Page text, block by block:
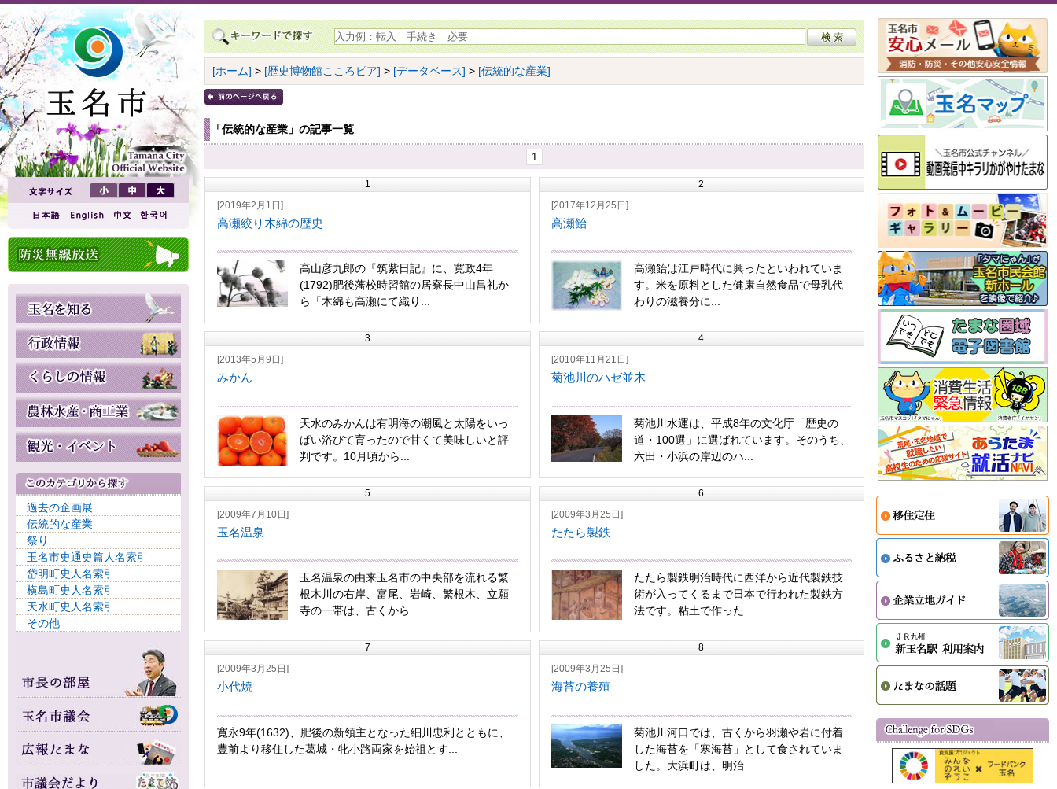
過去の企画展
伝統的な産業
祭り
玉名市史通史篇人名索引
岱明町史人名索引
横島町史人名索引
天水町史人名索引
その他
[ホーム] > [歴史博物館こころピア] > [データベース] > [伝統的な産業]
「伝統的な産業」の記事一覧
1
1
[2019年2月1日]
高瀬絞り木綿の歴史
高山彦九郎の『筑紫日記』に、寛政4年
(1792)肥後藩校時習館の居寮長中山昌礼か
ら「木綿も高瀬にて織り...
2
[2017年12月25日]
高瀬飴
高瀬飴は江戸時代に興ったといわれていま
す。米を原料とした健康自然食品で母乳代
わりの滋養分に...
3
[2013年5月9日]
みかん
天水のみかんは有明海の潮風と太陽をいっ
ぱい浴びて育ったので甘くて美味しいと評
判です。10月頃から...
4
[2010年11月21日]
菊池川のハゼ並木
菊池川水運は、平成8年の文化庁「歴史の
道・100選」に選ばれています。そのうち、
六田・小浜の岸辺のハ...
5
[2009年7月10日]
玉名温泉
玉名温泉の由来玉名市の中央部を流れる繁
根木川の右岸、富尾、岩崎、繁根木、立願
寺の一帯は、古くから...
6
[2009年3月25日]
たたら製鉄
たたら製鉄明治時代に西洋から近代製鉄技
術が入ってくるまで日本で行われた製鉄方
法です。粘土で作った...
7
[2009年3月25日]
小代焼
寛永9年(1632)、肥後の新領主となった細川忠利とともに、
豊前より移住した葛城・牝小路両家を始祖とす...
8
[2009年3月25日]
海苔の養殖
菊池川河口では、古くから羽瀬や岩に付着
した海苔を「寒海苔」として食されていま
した。大浜町は、明治...